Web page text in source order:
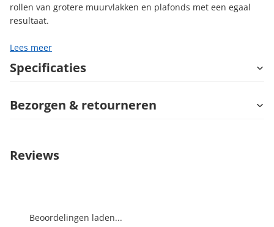
Lees meer
rollen van grotere muurvlakken en plafonds met een egaal
resultaat.
Specificaties
Bezorgen & retourneren
Reviews
Beoordelingen laden...